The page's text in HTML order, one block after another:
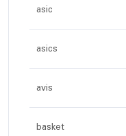
asic
asics
avis
basket